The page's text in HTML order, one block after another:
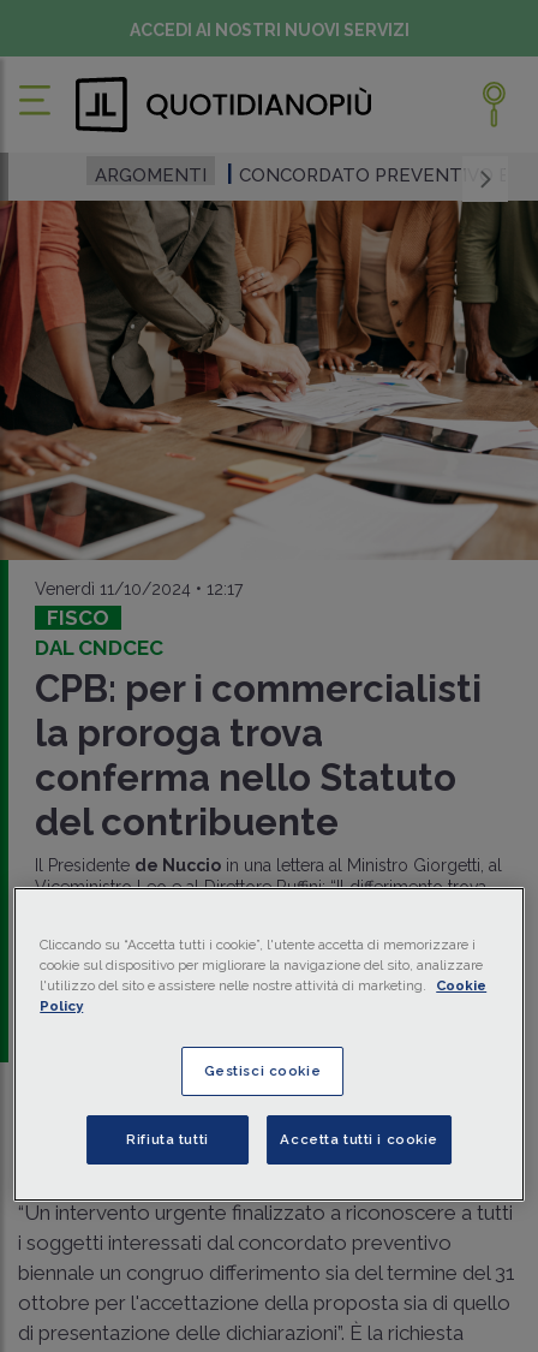
ACCEDI AI NOSTRI NUOVI SERVIZI
ARGOMENTI CONCORDATO PREVENTIVO
Venerdì 11/10/2024 • 12:17
FISCO
DAL CNDCEC
CPB: per i commercialisti
la proroga trova
conferma nello Statuto
del contribuente
Il Presidente de Nuccioin una lettera al Ministro Giorgetti, al
Viceministro Leo e al Direttore Ruffini: “Il differimento trova
semplifichino la raccolta e il recupero dei dati dei
contribuenti relativi al 2018-2023.
a cura di
Traduci con IA Ascolta la news
“Un intervento urgente finalizzato a riconoscere a tutti
i soggetti interessati dal concordato preventivo
biennale un congruo differimento sia del termine del 31
ottobre per l'accettazione della proposta sia di quello
di presentazione delle dichiarazioni”. È la richiesta
Cliccando su “Accetta tutti i cookie”, l'utente accetta di memorizzare i
cookie sul dispositivo per migliorare la navigazione del sito, analizzare
l'utilizzo del sito e assistere nelle nostre attività di marketing.
Cookie
Policy
Gestisci cookie
Rifiuta tutti Accetta tutti i cookie